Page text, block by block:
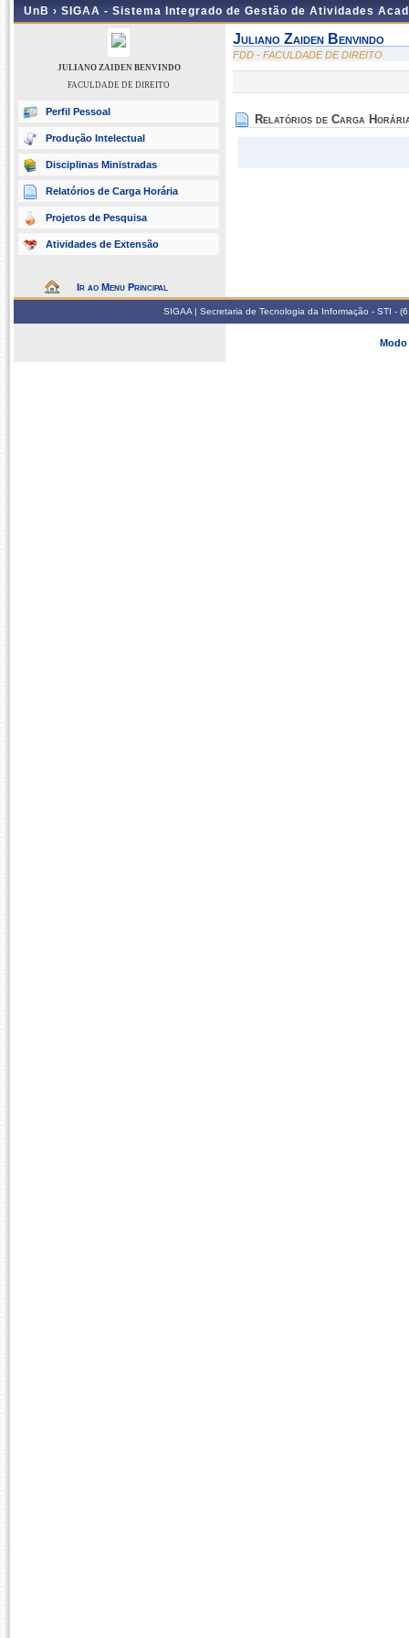
UnB › SIGAA - Sistema Integrado de Gestão de Atividades
JULIANO ZAIDEN BENVINDO
FACULDADE DE DIREITO
Perfil Pessoal
Produção Intelectual
Disciplinas Ministradas
Relatórios de Carga Horária
Projetos de Pesquisa
Atividades de Extensão
Ir ao Menu Principal
Juliano Zaiden Benvindo
FDD - FACULDADE DE DIREITO
Relatórios de Carga
SIGAA | Secretaria de Tecnologia da Informação - STI -
Modo